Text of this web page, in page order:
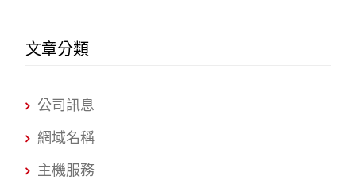
文章分類
公司訊息
網域名稱
主機服務